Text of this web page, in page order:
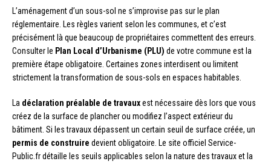
L’aménagement d’un sous-sol ne s’improvise pas sur le plan
réglementaire. Les règles varient selon les communes, et c’est
précisément là que beaucoup de propriétaires commettent des erreurs.
Consulter le Plan Local d’Urbanisme (PLU) de votre commune est la
première étape obligatoire. Certaines zones interdisent ou limitent
strictement la transformation de sous-sols en espaces habitables.
La déclaration préalable de travauxest nécessaire dès lors que vous
créez de la surface de plancher ou modifiez l’aspect extérieur du
bâtiment. Si les travaux dépassent un certain seuil de surface créée, un
permis de construire devient obligatoire. Le site officiel Service-
Public.fr détaille les seuils applicables selon la nature des travaux et la